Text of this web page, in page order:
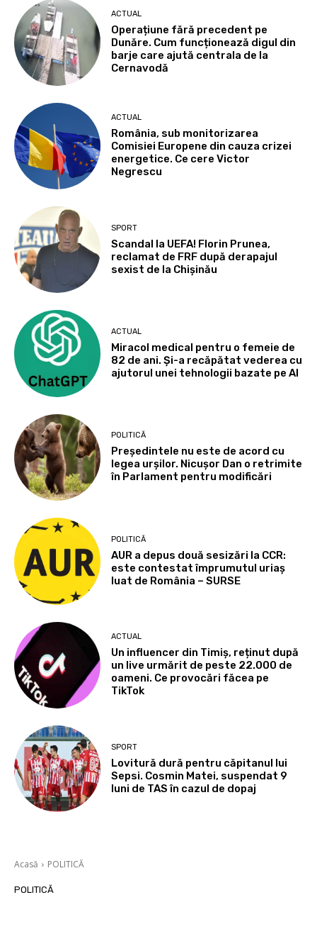
ACTUAL
Operațiune fără precedent pe
Dunăre. Cum funcționează digul din
barje care ajută centrala de la
Cernavodă
ACTUAL
România, sub monitorizarea
Comisiei Europene din cauza crizei
energetice. Ce cere Victor
Negrescu
SPORT
Scandal la UEFA! Florin Prunea,
reclamat de FRF după derapajul
sexist de la Chișinău
ACTUAL
Miracol medical pentru o femeie de
82 de ani. Și-a recăpătat vederea cu
ajutorul unei tehnologii bazate pe AI
POLITICĂ
Președintele nu este de acord cu
legea urșilor. Nicușor Dan o retrimite
în Parlament pentru modificări
POLITICĂ
AUR a depus două sesizări la CCR:
este contestat împrumutul uriaș
luat de România – SURSE
ACTUAL
Un influencer din Timiș, reținut după
un live urmărit de peste 22.000 de
oameni. Ce provocări făcea pe
TikTok
SPORT
Lovitură dură pentru căpitanul lui
Sepsi. Cosmin Matei, suspendat 9
luni de TAS în cazul de dopaj